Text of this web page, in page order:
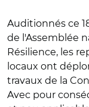
Auditionnés ce
de l'Assemblée
Résilience, les
locaux ont
travaux de la
Avec pour
© Capture vidéo